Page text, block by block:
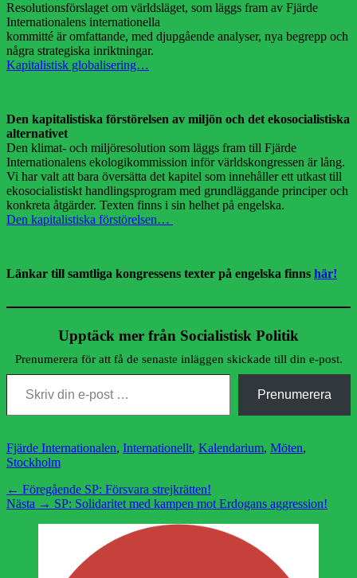
Resolutionsförslaget om världsläget, som läggs fram av Fjärde
Internationalens internationella
kommitté är omfattande, med djupgående analyser, nya begrepp och
några strategiska inriktningar.
Kapitalistisk globalisering…
Den kapitalistiska förstörelsen av miljön och det ekosocialistiska
alternativet
Den klimat- och miljöresolution som läggs fram till Fjärde
Internationalens ekologikommission inför världskongressen är lång.
Vi har valt att bara översätta det kapitel som innehåller ett utkast till
ekosocialistiskt handlingsprogram med grundläggande principer och
konkreta åtgärder. Texten finns i sin helhet på engelska.
Den kapitalistiska förstörelsen…
Länkar till samtliga kongressens texter på engelska finns här!
Upptäck mer från Socialistisk Politik
Prenumerera för att få de senaste inläggen skickade till din e-post.
Skriv din e-post …
Prenumerera
Kategorier
Fjärde Internationalen, Internationellt, Kalendarium, Möten,
Stockholm
Inläggsnavigering
← Föregående Föregående
inlägg:
SP: Försvara strejkrätten!
Nästa → Nästa
SP: Solidaritet med kampen mot Erdogans aggression!